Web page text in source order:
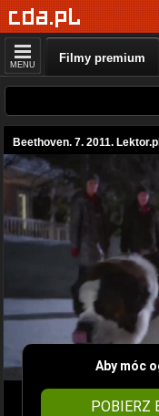
MENU Filmy premium
Beethoven. 7. 2011. Lektor.pl
Aby móc
POBIERZ